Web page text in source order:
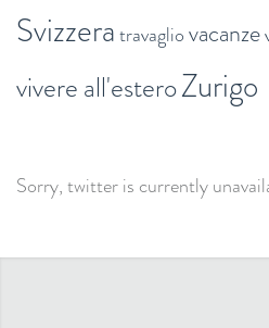
Svizzeratravagliovacanze
vivere all'esteroZurigo
Sorry, twitter is currently